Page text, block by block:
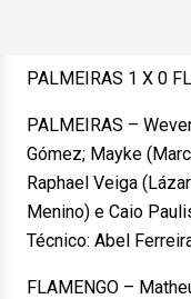
PALMEIRAS 1 X 0
PALMEIRAS –
Gómez; Mayke
Raphael Veiga
Menino) e Caio
Técnico: Abel
FLAMENGO –